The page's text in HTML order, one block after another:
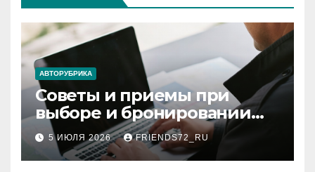
АВТОРУБРИКА
Советы и приемы при
выборе и бронировании
авиабилетов
5 ИЮЛЯ 2026 FRIENDS72_RU